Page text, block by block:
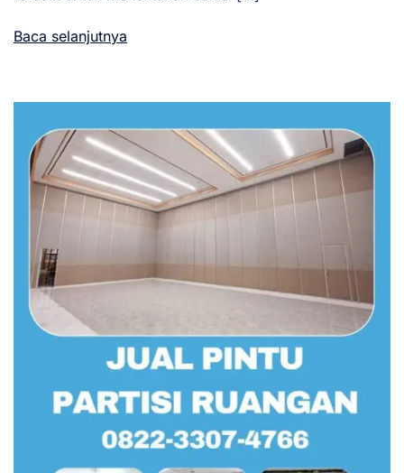
Baca selanjutnya